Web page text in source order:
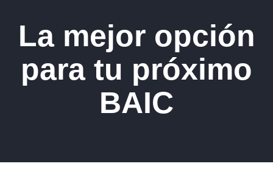
La mejor opción
para tu próximo
BAIC